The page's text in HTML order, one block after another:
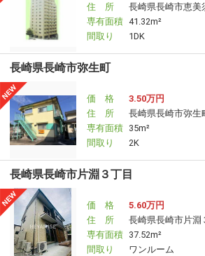
住 所
長崎県長崎市恵美
専有面積 41.32m²
間取り
1DK
長崎県長崎市弥生町
価 格
3.50万円
住 所
長崎県長崎市弥生
専有面積 35m²
間取り
2K
長崎県長崎市片淵３丁目
価 格
5.60万円
住 所
長崎県長崎市片淵
専有面積 37.52m²
間取り
ワンルーム